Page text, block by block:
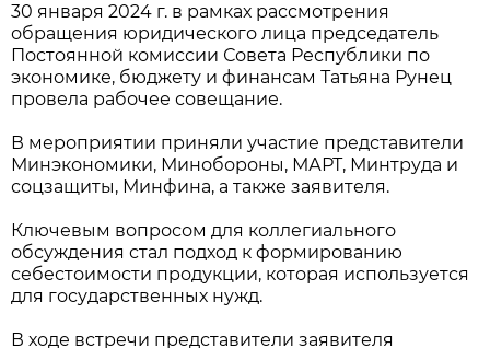
30 января 2024 г. в рамках рассмотрения
обращения юридического лица председатель
Постоянной комиссии Совета Республики по
экономике, бюджету и финансам Татьяна Рунец
провела рабочее совещание.
В мероприятии приняли участие представители
Минэкономики, Минобороны, МАРТ, Минтруда и
соцзащиты, Минфина, а также заявителя.
Ключевым вопросом для коллегиального
обсуждения стал подход к формированию
себестоимости продукции, которая используется
для государственных нужд.
В ходе встречи представители заявителя